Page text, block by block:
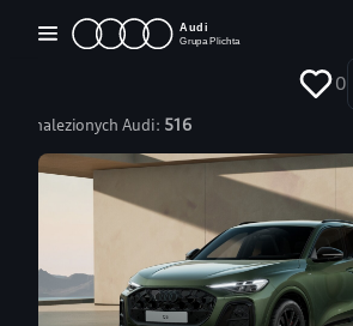
Przejdź
Dostępne Audi
Oferty specjalne
Nasze salony
0
Znalezionych Audi: 516